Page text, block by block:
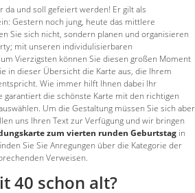
da und soll gefeiert werden! Er gilt als
Gestern noch jung, heute das mittlere
Sie sich nicht, sondern planen und organisieren
mit unseren individulisierbaren
Vierzigsten können Sie diesen großen Moment
in dieser Übersicht die Karte aus, die Ihrem
Wie immer hilft Ihnen dabei Ihr
garantiert die schönste Karte mit den richtigen
Um die Gestaltung müssen Sie sich aber
uns Ihren Text zur Verfügung und wir bringen
zum vierten runden Geburtstag in
Sie Sie Anregungen über die Kategorie der
Verweisen.
40 schon alt?